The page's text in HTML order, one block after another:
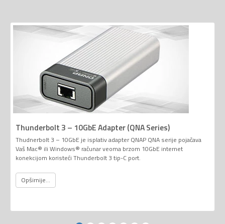
Thunderbolt 3 – 10GbE Adapter (QNA Series)
Thudnerbolt 3 – 10GbE je isplativ adapter QNAP QNA serije pojačava
Vaš Mac® ili Windows® računar veoma brzom 10GbE internet
konekcijom koristeći Thunderbolt 3 tip-C port.
Opširnije...